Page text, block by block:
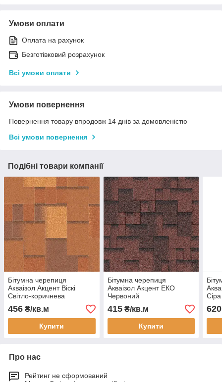
Умови оплати
Оплата на рахунок
Безготівковий розрахунок
Всі умови оплати
Умови повернення
Повернення товару впродовж 14 днів за домовленістю
Всі умови повернення
Подібні товари компанії
Бітумна черепиця
Акваізол Акцент Віскі
Світло-коричнева
456 ₴/кв.м
Купити
Бітумна черепиця
Акваізол Акцент ЕКО
Червоний
415₴/кв.м
Купити
Сіра
620
Про нас
Рейтинг не сформований